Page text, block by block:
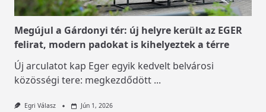
Megújul a Gárdonyi tér: új helyre került az EGER
felirat, modern padokat is kihelyeztek a térre
Új arculatot kap Eger egyik kedvelt belvárosi
közösségi tere: megkezdődött ...
Egri Válasz Jún 1, 2026